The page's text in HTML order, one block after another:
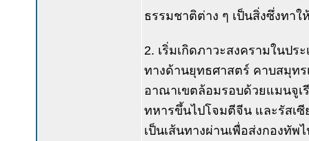
ธรรมชาติต่าง ๆ เป็นสิ่งซึ่งทา
2. เริ่มเกิดภาวะสงครามในประ
ทางด้านยุทธศาสตร์ คาบสมุท
อาณาเขตล้อมรอบด้วยแมนจูเ
ทหารขึ้นไปโจมตีจีน และรัสเซี
เป็นเส้นทางผ่านเพื่อส่งกองทั